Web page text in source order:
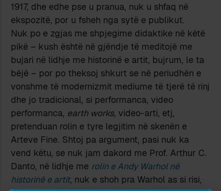
1917, dhe edhe pse u pranua, nuk u shfaq në
ekspozitë, por u fsheh nga sytë e publikut.
Nuk po e zgjas me shpjegime didaktike në këtë
pikë – kush është në gjëndje të meditojë me
bujari në lidhje me historinë e artit, bujrum, le ta
bëjë – por po theksoj shkurt se në periudhën e
vonshme të modernizmit mediume të tjerë të rinj
dhe jo tradicional, si performanca, video
performanca, earth works, video-arti, etj,
pretenduan rolin e tyre legjitim në skenën e
Arteve Fine. Shtoj pa argument, pasi nuk ka
vend këtu, se nuk jam dakord me Prof. Arthur C.
Danto, në lidhje me rolin e Andy Warhol në
historinë e artit, nuk e shoh pra Warhol as si risi,